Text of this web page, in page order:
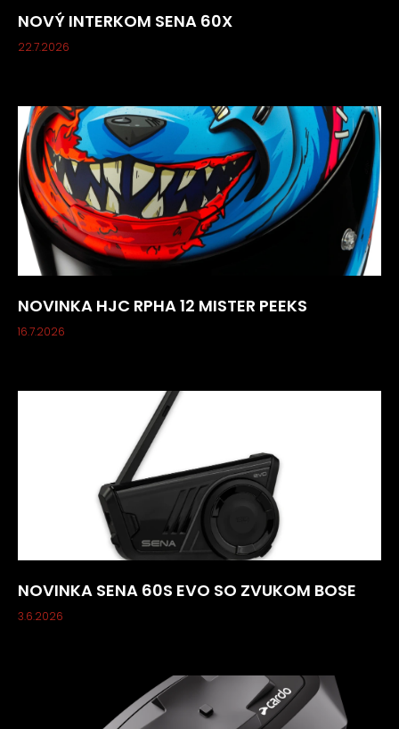
NOVÝ INTERKOM SENA 60X
22.7.2026
NOVINKA HJC RPHA 12 MISTER PEEKS
16.7.2026
NOVINKA SENA 60S EVO SO ZVUKOM BOSE
3.6.2026